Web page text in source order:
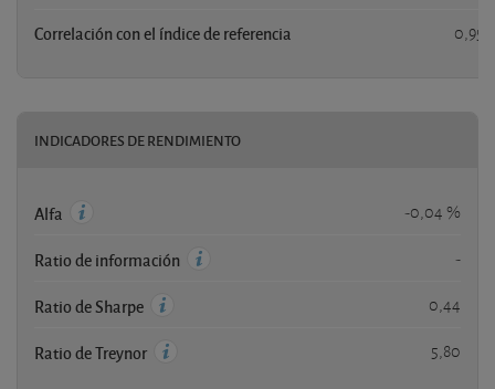
Correlación con el índice de referencia 0,95
INDICADORES DE RENDIMIENTO
Alfa -0,04 %
Ratio de información -
Ratio de Sharpe 0,44
Ratio de Treynor 5,80